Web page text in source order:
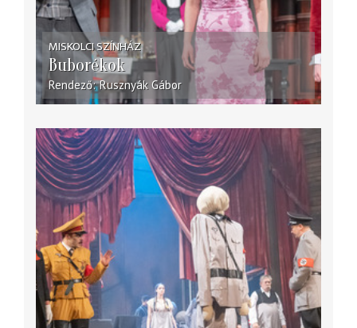
MISKOLCI SZÍNHÁZ
Buborékok
Rendező Rusznyák Gábor